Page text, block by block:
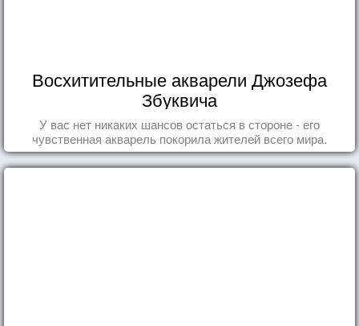
Восхитительные акварели Джозефа
Збуквича
У вас нет никаких шансов остаться в стороне - его
чувственная акварель покорила жителей всего мира.